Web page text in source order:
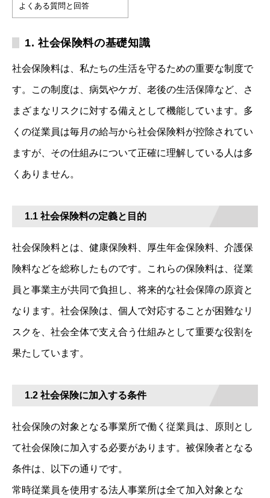
よくある質問と回答
1. 社会保険料の基礎知識
社会保険料は、私たちの生活を守るための重要な制度で
す。この制度は、病気やケガ、老後の生活保障など、さ
まざまなリスクに対する備えとして機能しています。多
くの従業員は毎月の給与から社会保険料が控除されてい
ますが、その仕組みについて正確に理解している人は多
くありません。
1.1 社会保険料の定義と目的
社会保険料とは、健康保険料、厚生年金保険料、介護保
険料などを総称したものです。これらの保険料は、従業
員と事業主が共同で負担し、将来的な社会保障の原資と
なります。社会保険は、個人で対応することが困難なリ
スクを、社会全体で支え合う仕組みとして重要な役割を
果たしています。
1.2 社会保険に加入する条件
社会保険の対象となる事業所で働く従業員は、原則とし
て社会保険に加入する必要があります。被保険者となる
条件は、以下の通りです。
常時従業員を使用する法人事業所は全て加入対象とな